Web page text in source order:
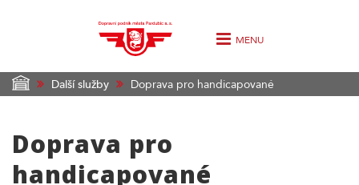
MENU
Další služby Doprava pro handicapované
Doprava pro
handicapované